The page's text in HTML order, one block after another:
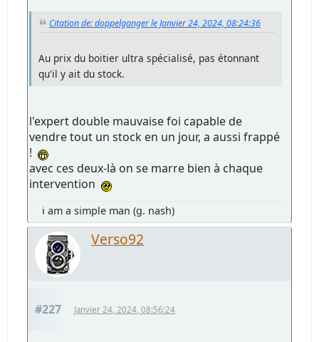
Citation de: doppelganger le Janvier 24, 2024, 08:24:36
Au prix du boitier ultra spécialisé, pas étonnant
qu'il y ait du stock.
l'expert double mauvaise foi capable de
vendre tout un stock en un jour, a aussi frappé
!
avec ces deux-là on se marre bien à chaque
intervention
i am a simple man (g. nash)
Verso92
#227 Janvier 24, 2024, 08:56:24